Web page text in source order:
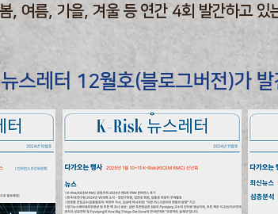
봄, 여름, 가을, 겨울 등 연간 4회 발간하고
스레터 12월호(블로그버전)가 발